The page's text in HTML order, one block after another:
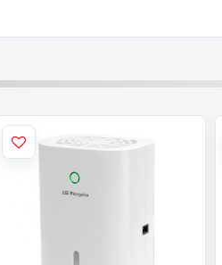
configurar una hora
de relajación. Es posible
aceites esenciales llegarán a